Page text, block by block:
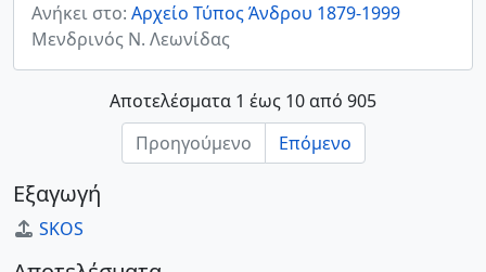
Ανήκει στο: Αρχείο Τύπος Άνδρου 1879-1999
Μενδρινός Ν. Λεωνίδας
Αποτελέσματα 1 έως 10 από 905
Προηγούμενο
Επόμενο
Εξαγωγή
SKOS